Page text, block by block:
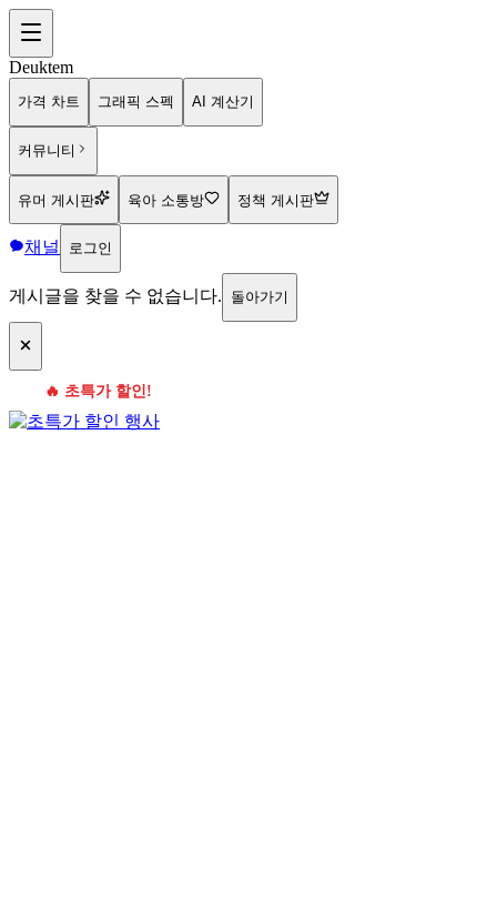
Deuktem
가격 차트 그래픽 스펙 AI 계산기
커뮤니티
유머 게시판 육아 소통방 정책 게시판
채널 로그인
게시글을 찾을 수 없습니다. 돌아가기
🔥 초특가 할인!